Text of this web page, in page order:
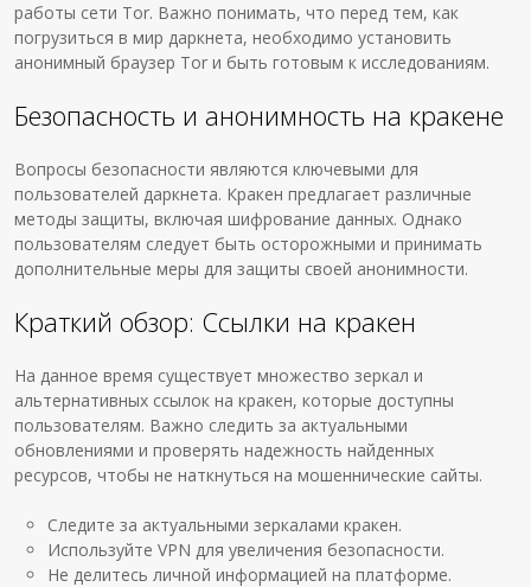
работы сети Tor. Важно понимать, что перед тем, как
погрузиться в мир даркнета, необходимо установить
анонимный браузер Tor и быть готовым к исследованиям.
Безопасность и анонимность на кракене
Вопросы безопасности являются ключевыми для
пользователей даркнета. Кракен предлагает различные
методы защиты, включая шифрование данных. Однако
пользователям следует быть осторожными и принимать
дополнительные меры для защиты своей анонимности.
Краткий обзор: Ссылки на кракен
На данное время существует множество зеркал и
альтернативных ссылок на кракен, которые доступны
пользователям. Важно следить за актуальными
обновлениями и проверять надежность найденных
ресурсов, чтобы не наткнуться на мошеннические сайты.
Следите за актуальными зеркалами кракен.
Используйте VPN для увеличения безопасности.
Не делитесь личной информацией на платформе.